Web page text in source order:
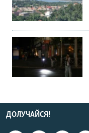
ДОЛУЧАЙСЯ!